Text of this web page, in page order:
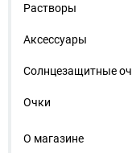
Растворы
Аксессуары
Солнцезащитные
Очки
О магазине